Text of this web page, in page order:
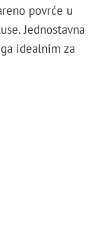
povrće u
Jednostavna
idealnim za